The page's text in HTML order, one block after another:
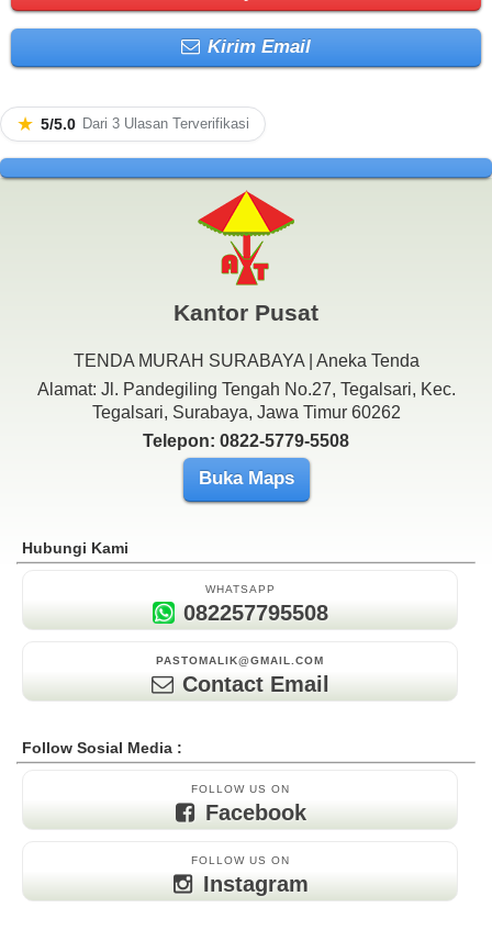
Kirim Email
★ 5/5.0 Dari 3 Ulasan Terverifikasi
Kantor Pusat
TENDA MURAH SURABAYA | Aneka Tenda
Alamat: Jl. Pandegiling Tengah No.27, Tegalsari, Kec.
Tegalsari, Surabaya, Jawa Timur 60262
Telepon: 0822-5779-5508
Buka Maps
Hubungi Kami
WHATSAPP
082257795508
PASTOMALIK@GMAIL.COM
Contact Email
Follow Sosial Media :
FOLLOW US ON
Facebook
FOLLOW US ON
Instagram